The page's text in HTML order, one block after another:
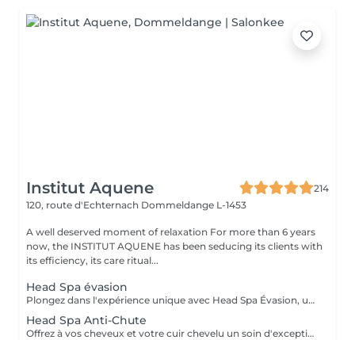
Institut Aquene
214
120, route d'Echternach Dommeldange L-1453
A well deserved moment of relaxation For more than 6 years
now, the INSTITUT AQUENE has been seducing its clients with
its efficiency, its care ritual...
Head Spa évasion
Plongez dans l'expérience unique avec Head Spa Évasion, un soin dédié exclusivement à votre cuir chevelu. Ce rituel express est idéal pour découvrir les bienfaits du Head Spa, alliant relaxation profonde et stimulation du cuir chevelu. Un Moment Pour Vous Évader - Nettoyage en profondeur: Élimination des impuretés pour un cuir chevelu purifié. - Massage ciblé: Une gestuelle relaxante qui stimule la microcirculation et soulage les tensions. - Hydratation et soin: Des produits adaptés pour nourrir et revitaliser votre cuir chevelu. Un sèche cheveux et des brosses sont mis à votre disposition pour que vous ne repartiez pas avec la tête mouillée.
Head Spa Anti-Chute
Offrez à vos cheveux et votre cuir chevelu un soin d'exception avec notre Head Spa Anti-chute, utilisant les produits haut de gamme NANNIC. Ce traitement innovant a été conçu pour prévenir la chute des cheveux, favoriser leur repousse et renforcer leur santé globale. Les Bienfaits des Produits NANNIC Les soins NANNIC sont formulés avec des complexes innovants et des ingrédients naturels tels que: - Peptides bioactifs: stimulent la croissance et renforcent les racines. - Extraits végétaux: Apaisent et rééquilibrent le cuir chevelu. - Technologie NBE: Optimise la pénétration des actifs pour des résultats visible dès les premières séances. Afin de prolonger les bienfaits à la maison, bénéficiez d'une réduction de 15% sur la gamme capillaire ainsi que les trousses au format voyage et/ou découverte. Un sèche cheveux et des brosses sont mis à votre disposition pour que vous ne repartiez pas avec la tête mouillée